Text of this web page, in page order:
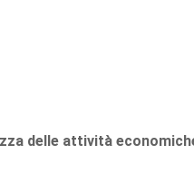
delle attività